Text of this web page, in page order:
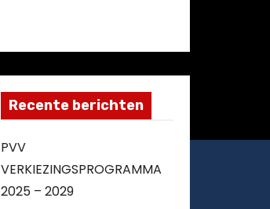
Recente berichten
PVV
VERKIEZINGSPROGRAMMA
2025 – 2029